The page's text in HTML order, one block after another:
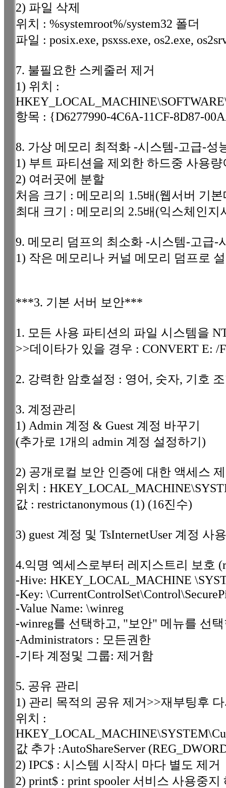
2) 파일 삭제
위치 : %systemroot%/system32 폴더
파일 : posix.exe, psxss.exe, os2.exe,
7. 불필요한 스케줄러 제거
1) 위치 :
항목 : {D6277990-4C6A-11CF-8D87-
8. 가상 메모리 최적화 -시스템-고급-성
1) 부트 파티션을 제외한 하드중 사용
2) 여러곳에 분할
처음 크기 : 메모리의 1.5배(웹서버 기
최대 크기 : 메모리의 2.5배(익스체인지
9. 메모리 덤프의 최소화 -시스템-고급-
1) 작은 메모리나 커널 메모리 덤프로
***3. 기본 서버 보안***
1. 모든 사용 파티션의 파일 시스템을
>>데이타가 있을 경우 : CONVERT E: /
2. 강력한 암호설정 : 영어, 숫자, 기호
3. 계정관리
1) Admin 계정 & Guest 계정 바꾸기
(추가로 1개의 admin 계정 설정하기)
2) 공개로컬 보안 인증에 대한 액세스
위치 :
값 : restrictanonymous (1) (16진수)
3) guest 계정 및 TsInternetUser 계정 사
4.익명 엑세스로부터 레지스트리 보호
-Hive: HKEY_LOCAL_MACHINE
-Key:
-Value Name: \winreg
-winreg를 선택하고, "보안" 메뉴를 선
-Administrators : 모든권한
-기타 계정및 그룹: 제거함
5. 공유 관리
1) 관리 목적의 공유 제거>>재부팅후
위치 :
값 추가 :AutoShareServer
2) IPC$ : 시스템 시작시 마다 별도 제거
2) print$ : print spooler 서비스 사용중지